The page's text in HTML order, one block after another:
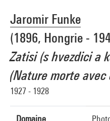
Jaromir Funke
(1896, Hongrie -
Zatisi (s hvezdici a
(Nature morte
1927 - 1928
Domaine